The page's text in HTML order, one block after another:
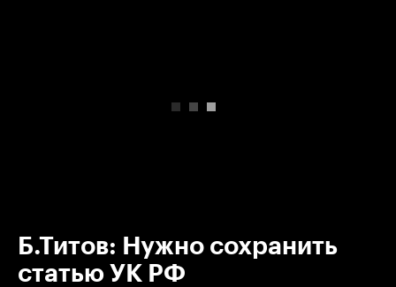
Б.Титов: Нужно сохранить
статью УК РФ